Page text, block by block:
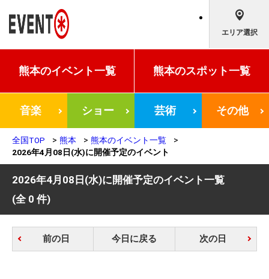
エリア選択
熊本のイベント一覧 熊本のスポット一覧
音楽 ショー 芸術 その他
全国TOP 熊本
熊本のイベント一覧
2026年4月08日(水)に開催予定のイベント
2026年4月08日(水)に開催予定のイベント一覧
(全 0 件)
前の日 今日に戻る 次の日